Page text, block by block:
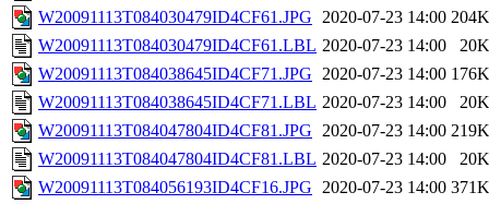
W20091113T084030479ID4CF61.JPG 2020-07-23 14:00 204K
W20091113T084030479ID4CF61.LBL 2020-07-23 14:00
20K
W20091113T084038645ID4CF71.JPG 2020-07-23 14:00 176K
W20091113T084038645ID4CF71.LBL 2020-07-23 14:00
20K
W20091113T084047804ID4CF81.JPG 2020-07-23 14:00 219K
W20091113T084047804ID4CF81.LBL 2020-07-23 14:00
20K
W20091113T084056193ID4CF16.JPG 2020-07-23 14:00 371K